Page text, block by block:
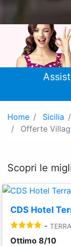
Home Sicilia
Offerte
Scopri le
CDS Hotel
-
Ottimo 8/10